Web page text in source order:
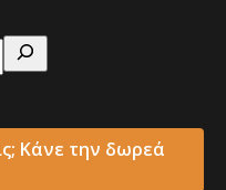
Κάνε την δωρεά